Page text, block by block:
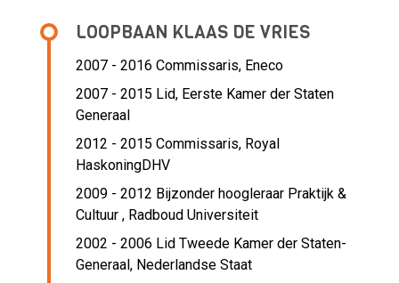
LOOPBAAN KLAAS DE VRIES
2007 - 2016 Commissaris, Eneco
2007 - 2015 Lid, Eerste Kamer der Staten
Generaal
2012 - 2015 Commissaris, Royal
HaskoningDHV
2009 - 2012 Bijzonder hoogleraar Praktijk &
Cultuur , Radboud Universiteit
2002 - 2006 Lid Tweede Kamer der Staten-
Generaal, Nederlandse Staat